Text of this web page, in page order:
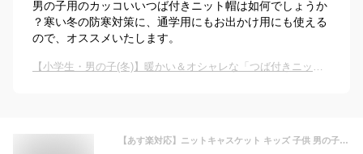
男の子用のカッコいいつば付きニット帽は如何でしょうか
？寒い冬の防寒対策に、通学用にもお出かけ用にも使える
ので、オススメいたします。
【小学生・男の子(冬)】暖かい＆オシャレな「つば付きニット帽」のオススメは？
【あす楽対応】ニットキャスケット キッズ 子供 男の子 52~54cm キャップ 帽子 つば付き ニット帽 ワークキャップ 秋冬 防寒 あったか クリスマス プレゼント ギフト 誕生日